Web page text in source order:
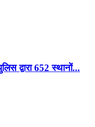
द्वारा 652 स्थानों...